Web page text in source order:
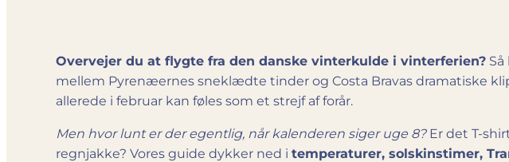
Overvejer du at flygte fra den danske vinterkulde i vinterferien?
mellem Pyrenæernes sneklædte tinder og Costa Bravas dramatiske
allerede i februar kan føles som et strejf af forår.
Men hvor lunt er der egentlig, når kalenderen siger uge 8?Er det T-
regnjakke? Vores guide dykker ned i temperaturer, solskinstimer,